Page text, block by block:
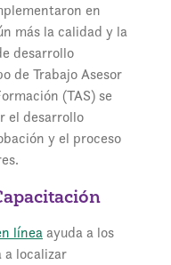
en
más la calidad y la
desarrollo
de Trabajo Asesor
(TAS) se
el desarrollo
y el proceso
líneaayuda a los
a localizar